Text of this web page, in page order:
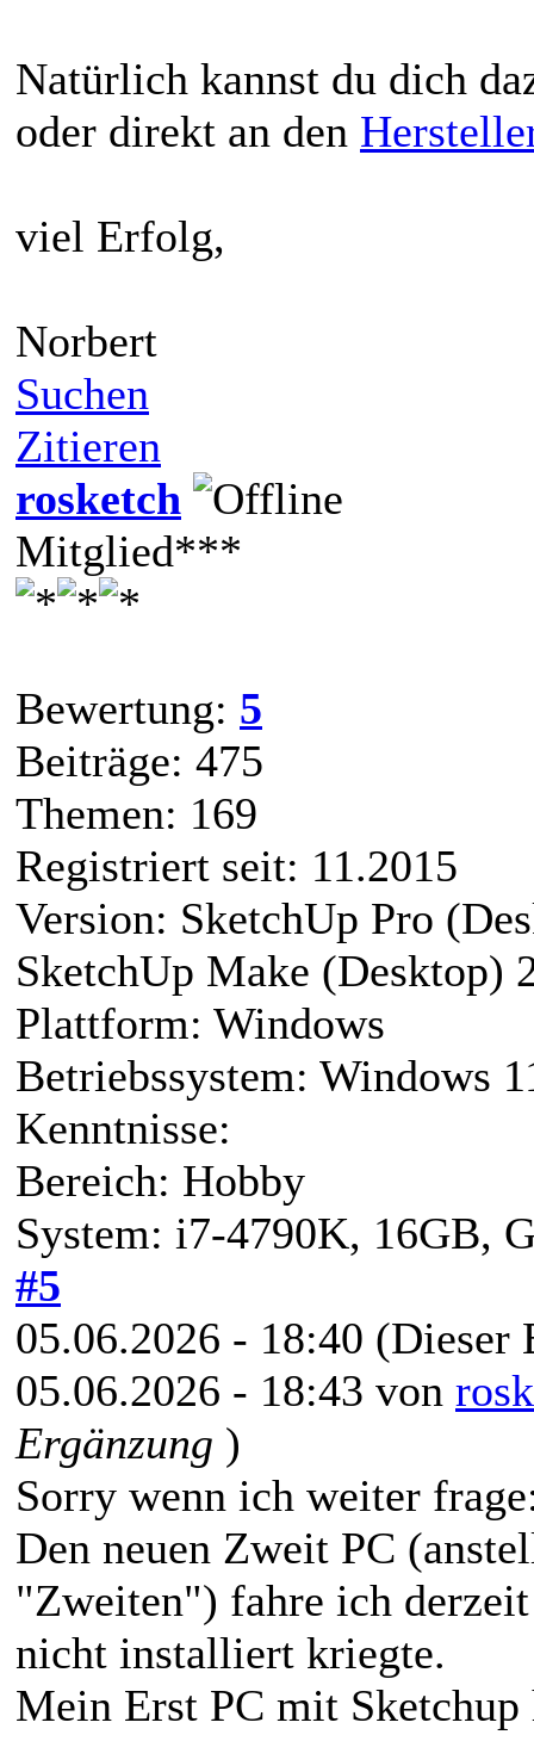
Natürlich kannst du dich
oder direkt an den
viel Erfolg,
Norbert
Suchen
Zitieren
rosketch
Mitglied***
Bewertung: 5
Beiträge: 475
Themen: 169
Registriert seit: 11.2015
Version: SketchUp Pro
SketchUp Make (Desktop)
Plattform: Windows
Betriebssystem: Windows
Kenntnisse:
Bereich: Hobby
System: i7-4790K, 16GB,
#5
05.06.2026 - 18:40 (Dieser
05.06.2026 - 18:43 von
Ergänzung )
Sorry wenn ich weiter
Den neuen Zweit PC
"Zweiten") fahre ich
nicht installiert kriegte.
Mein Erst PC mit